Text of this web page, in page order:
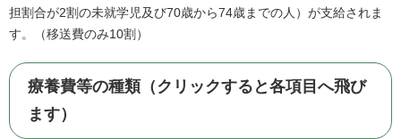
担割合が2割の未就学児及び70歳から74歳までの人）が支給されま
す。（移送費のみ10割）
療養費等の種類（クリックすると各項目へ飛び
ます）